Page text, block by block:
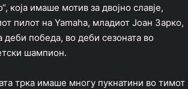
која имаше мотив за двојно славје,
пилот на Yamaha, младиот Јоан Зарко,
деби победа, во деби сезоната во
шампион.
трка имаше многу пукнатини во тимот